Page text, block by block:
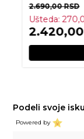
2.690,00RSD
Ušteda:
2.420,00
Podeli svoje
Powered by